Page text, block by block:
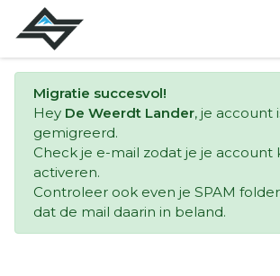
Migratie succesvol!
Hey De Weerdt Lander, je account
gemigreerd.
Check je e-mail zodat je je account
activeren.
Controleer ook even je SPAM
dat de mail daarin in beland.